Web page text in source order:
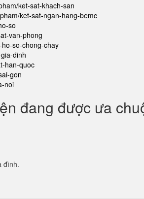
ket-sat-khach-san
ket-sat-ngan-hang-bemc
so
van-phong
so-chong-chay
dinh
han-quoc
gon
noi
đang được ưa
đình.